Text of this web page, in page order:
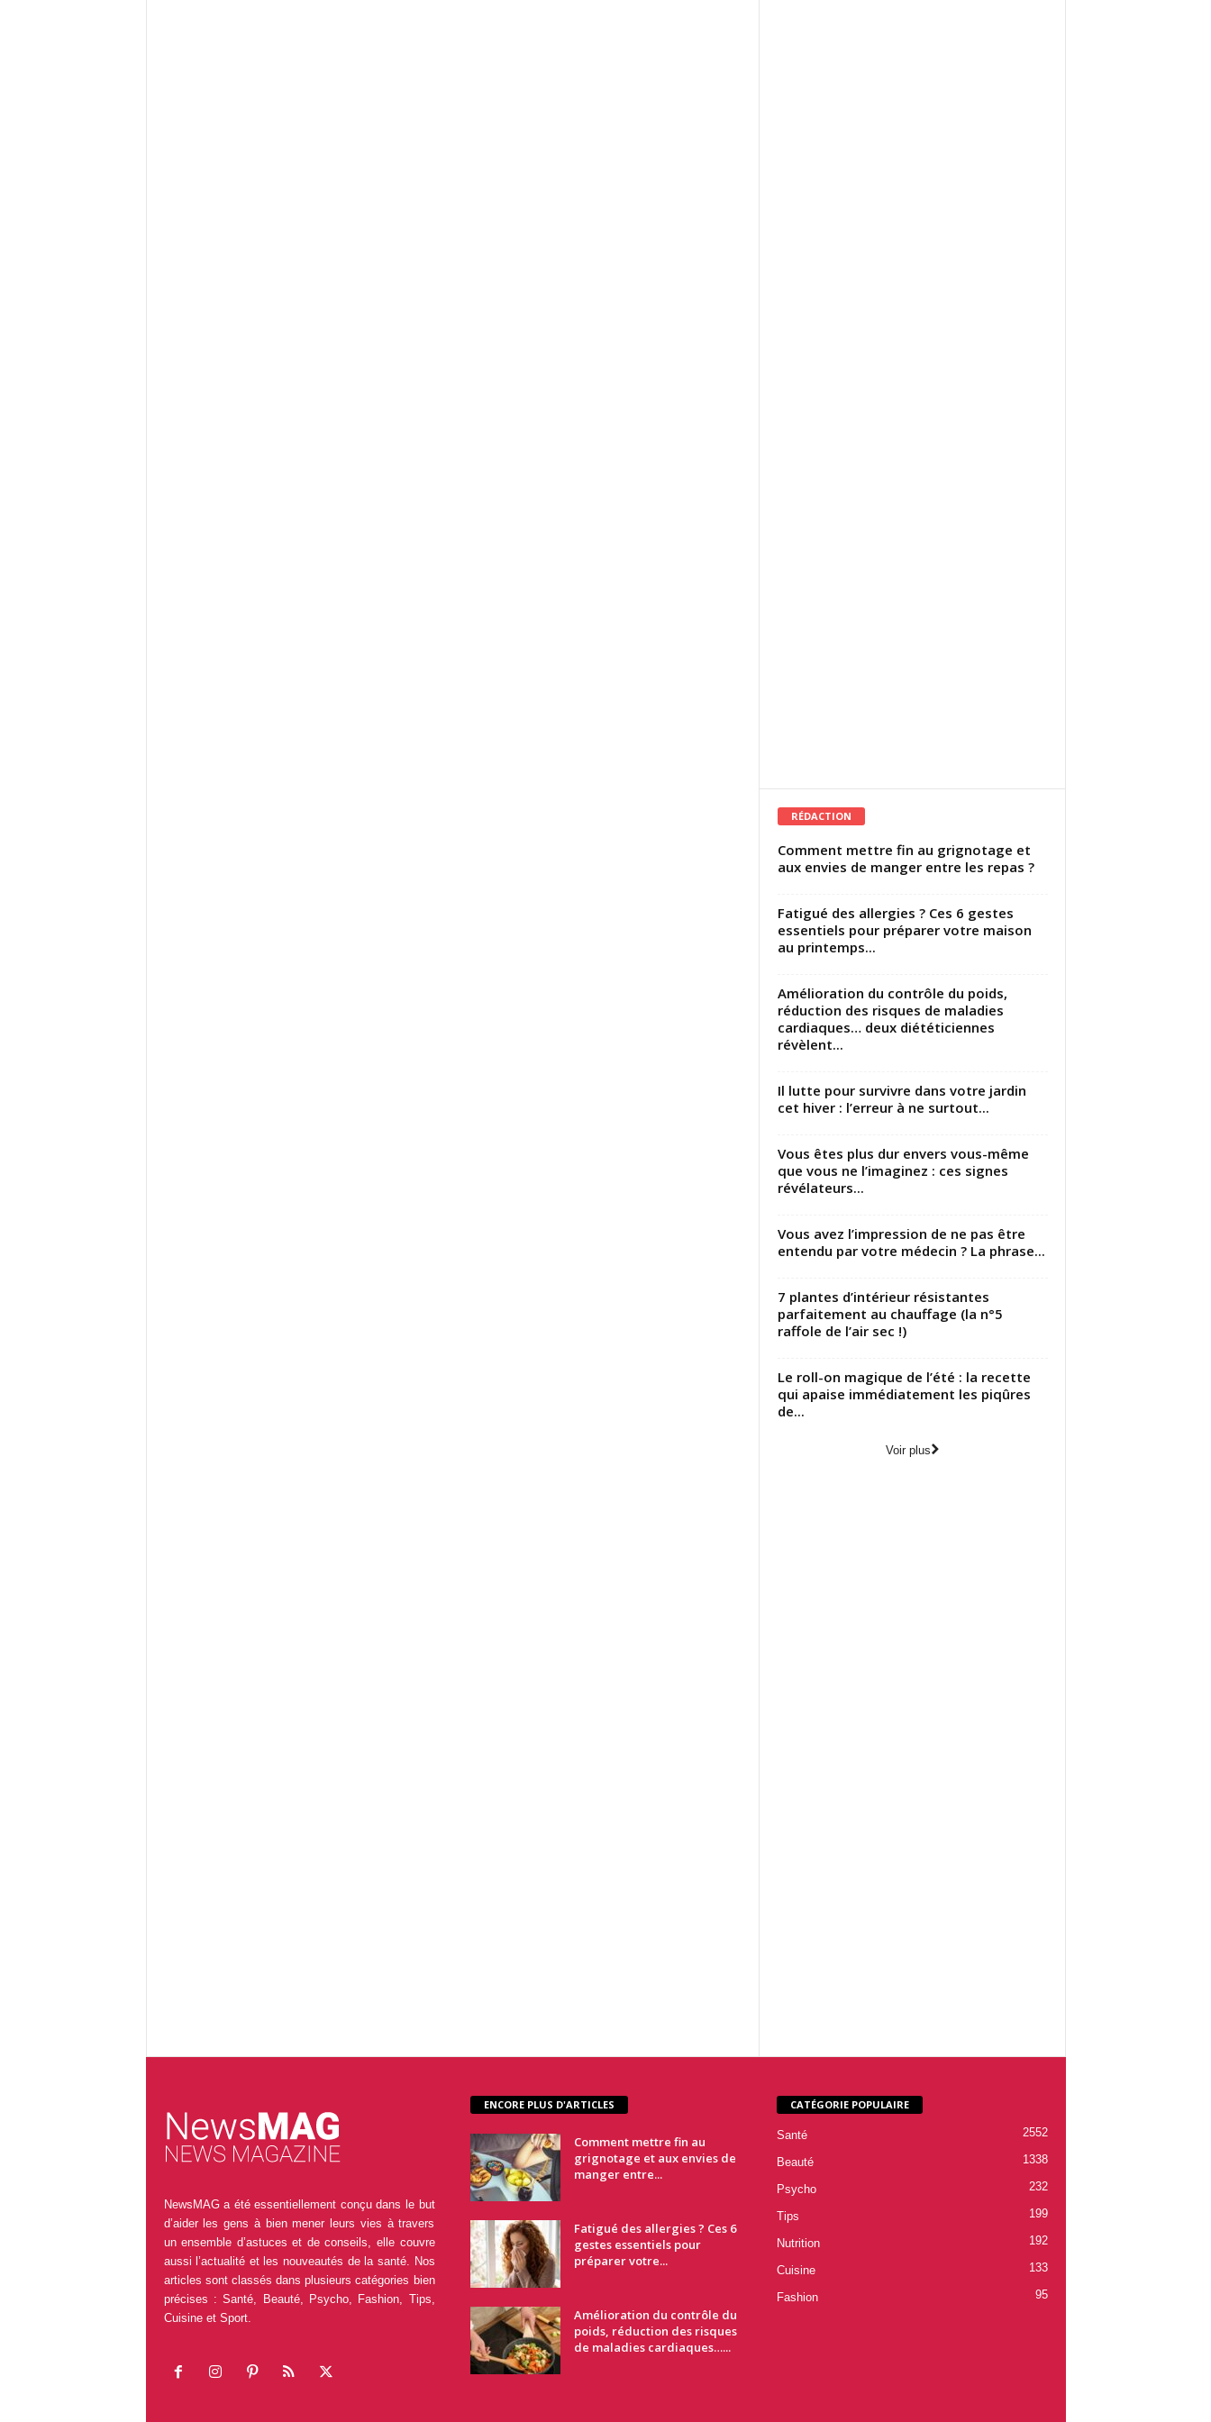
RÉDACTION
Comment mettre fin au grignotage et
aux envies de manger entre les repas ?
Fatigué des allergies ? Ces 6 gestes
essentiels pour préparer votre maison
au printemps...
Amélioration du contrôle du poids,
réduction des risques de maladies
cardiaques… deux diététiciennes
révèlent...
Il lutte pour survivre dans votre jardin
cet hiver : l’erreur à ne surtout...
Vous êtes plus dur envers vous-même
que vous ne l’imaginez : ces signes
révélateurs...
Vous avez l’impression de ne pas être
entendu par votre médecin ? La phrase...
7 plantes d’intérieur résistantes
parfaitement au chauffage (la n°5
raffole de l’air sec !)
Le roll-on magique de l’été : la recette
qui apaise immédiatement les piqûres
de...
Voir plus
NewsMAG a été essentiellement conçu dans le but
d’aider les gens à bien mener leurs vies à travers
un ensemble d’astuces et de conseils, elle couvre
aussi l’actualité et les nouveautés de la santé. Nos
articles sont classés dans plusieurs catégories bien
précises : Santé, Beauté, Psycho, Fashion, Tips,
Cuisine et Sport.
ENCORE PLUS D'ARTICLES
Comment mettre fin au
grignotage et aux envies de
manger entre...
Fatigué des allergies ? Ces 6
gestes essentiels pour
préparer votre...
Amélioration du contrôle du
poids, réduction des risques
de maladies cardiaques…...
CATÉGORIE POPULAIRE
Santé 2552
Beauté 1338
Psycho 232
Tips 199
Nutrition 192
Cuisine 133
Fashion 95